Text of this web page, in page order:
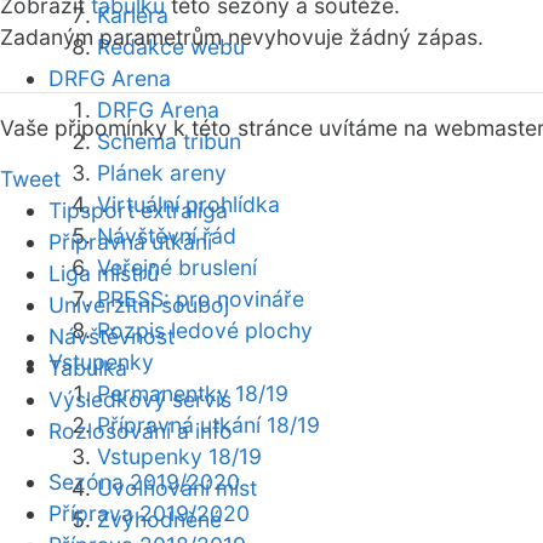
Kariéra
Redakce webu
DRFG Arena
DRFG Arena
Schéma tribun
Plánek areny
Virtuální prohlídka
Návštěvní řád
Veřejné bruslení
PRESS: pro novináře
Rozpis ledové plochy
Vstupenky
Permanentky 18/19
Přípravná utkání 18/19
Vstupenky 18/19
Uvolňování míst
Zvýhodněné
Zobrazit tabulku této sezóny a soutěže.
Zadaným parametrům nevyhovuje žádný zápas.
Vaše připomínky k této stránce uvítáme na webmaster
Tweet
Tipsport extraliga
Přípravná utkání
Liga mistrů
Univerzitní souboj
Návštěvnost
Tabulka
Výsledkový servis
Rozlosování a info
Sezóna 2019/2020
Příprava 2019/2020